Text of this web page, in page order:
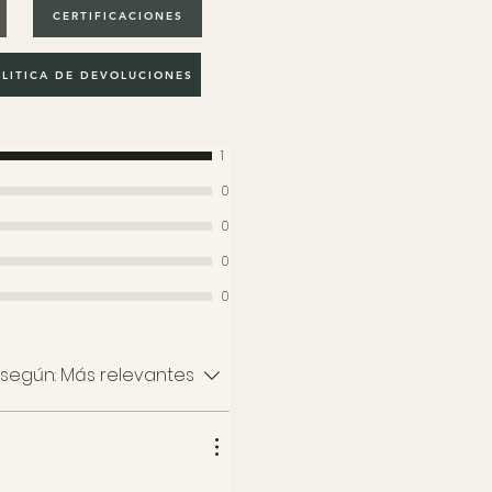
1
0
0
0
0
Más relevantes
CERTIFICACIONES
DE DEVOLUCIONES